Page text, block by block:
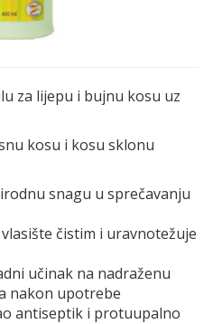
za lijepu i bujnu kosu uz
kosu i kosu sklonu
snagu u sprečavanju
čistim i uravnotežuje
učinak na nadraženu
nakon upotrebe
antiseptik i protuupalno